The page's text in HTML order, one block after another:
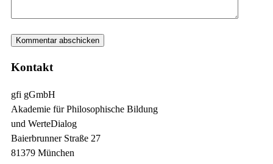
Kontakt
gfi gGmbH
Akademie für Philosophische Bildung
und WerteDialog
Baierbrunner Straße 27
81379 München